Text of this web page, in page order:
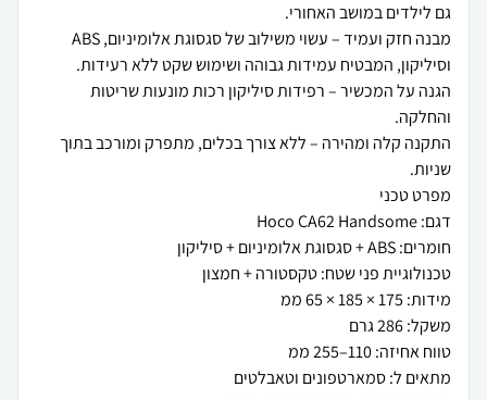
מבנה חזק ועמיד – עשוי משילוב של סגסוגת אלומיניום, ABS
הגנה על המכשיר – רפידות סיליקון רכות מונעות שריטות
התקנה קלה ומהירה – ללא צורך בכלים, מתפרק ומורכב בתוך